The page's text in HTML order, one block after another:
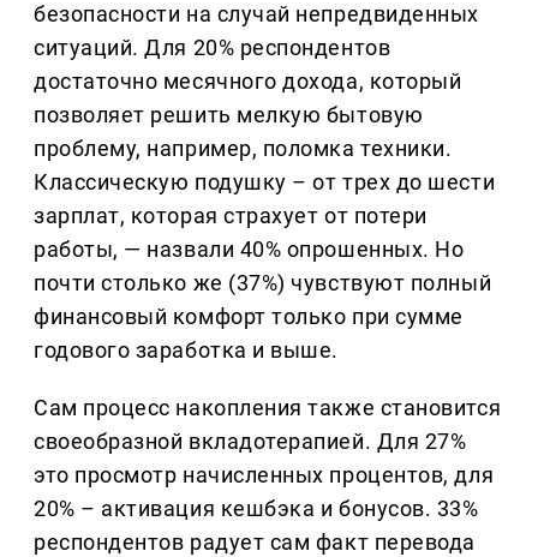
безопасности на случай непредвиденных
ситуаций. Для 20% респондентов
достаточно месячного дохода, который
позволяет решить мелкую бытовую
проблему, например, поломка техники.
Классическую подушку – от трех до шести
зарплат, которая страхует от потери
работы, — назвали 40% опрошенных. Но
почти столько же (37%) чувствуют полный
финансовый комфорт только при сумме
годового заработка и выше.
Сам процесс накопления также становится
своеобразной вкладотерапией. Для 27%
это просмотр начисленных процентов, для
20% – активация кешбэка и бонусов. 33%
респондентов радует сам факт перевода